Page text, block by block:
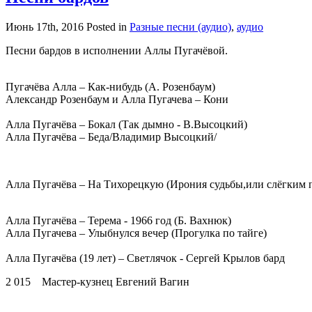
Июнь 17th, 2016 Posted in Разные песни (аудио), аудио
Песни бардов в исполнении Аллы Пугачёвой.
Пугачёва Алла – Как-нибудь (А. Розенбаум)
Александр Розенбаум и Алла Пугачева – Кони
Алла Пугачёва – Бокал (Так дымно - В.Высоцкий)
Алла Пугачёва – Беда/Владимир Высоцкий/
Алла Пугачёва – На Тихорецкую (Ирония судьбы,или слёгким
Алла Пугачёва – Терема - 1966 год (Б. Вахнюк)
Алла Пугачева – Улыбнулся вечер (Прогулка по тайге)
Алла Пугачёва (19 лет) – Светлячок - Cергей Крылов бард
2 015 Мастер-кузнец Евгений Вагин